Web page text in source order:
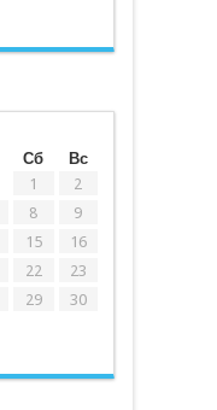
Сб
Вс
1
2
8
9
15
16
22
23
29
30